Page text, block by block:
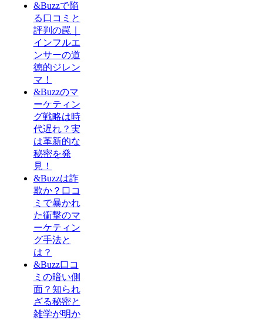
&Buzzで陥
る口コミと
評判の罠｜
インフルエ
ンサーの道
徳的ジレン
マ！
&Buzzのマ
ーケティン
グ戦略は時
代遅れ？実
は革新的な
秘密を発
見！
&Buzzは詐
欺か？口コ
ミで暴かれ
た衝撃のマ
ーケティン
グ手法と
は？
&Buzz口コ
ミの暗い側
面？知られ
ざる秘密と
雑学が明か